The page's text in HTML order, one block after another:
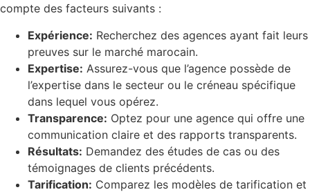
compte des facteurs suivants :
Expérience: Recherchez des agences ayant fait leurs
preuves sur le marché marocain.
Expertise: Assurez-vous que l’agence possède de
l’expertise dans le secteur ou le créneau spécifique
dans lequel vous opérez.
Transparence: Optez pour une agence qui offre une
communication claire et des rapports transparents.
Résultats: Demandez des études de cas ou des
témoignages de clients précédents.
Tarification: Comparez les modèles de tarification et